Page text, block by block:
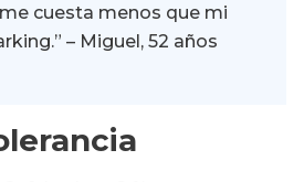
cuesta menos que mi
– Miguel, 52 años